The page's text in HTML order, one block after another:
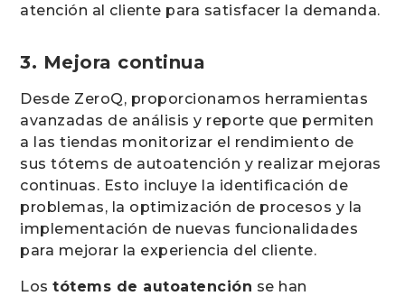
atención al cliente para satisfacer la demanda.
3. Mejora continua
Desde ZeroQ, proporcionamos herramientas
avanzadas de análisis y reporte que permiten
a las tiendas monitorizar el rendimiento de
sus tótems de autoatención y realizar mejoras
continuas. Esto incluye la identificación de
problemas, la optimización de procesos y la
implementación de nuevas funcionalidades
para mejorar la experiencia del cliente.
Lostótems de autoatención se han